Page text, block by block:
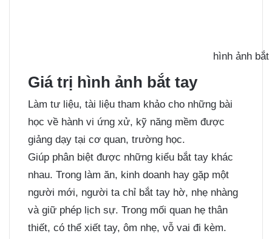
hình ảnh
Giá trị hình ảnh bắt tay
Làm tư liệu, tài liệu tham khảo cho những bài
học về hành vi ứng xử, kỹ năng mềm được
giảng dạy tại cơ quan, trường học.
Giúp phân biệt được những kiểu bắt tay khác
nhau. Trong làm ăn, kinh doanh hay gặp một
người mới, người ta chỉ bắt tay hờ, nhẹ nhàng
và giữ phép lịch sự. Trong mối quan hẹ thân
thiết, có thể xiết tay, ôm nhẹ, vỗ vai đi kèm.